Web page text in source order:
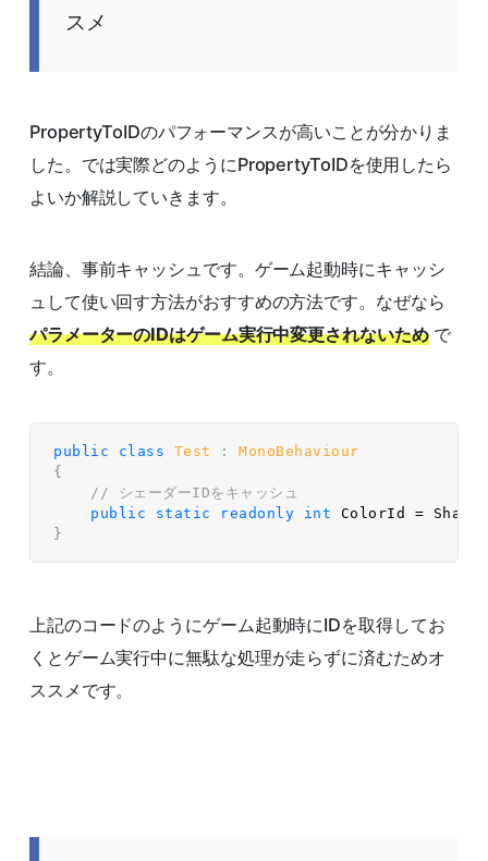
スメ
PropertyToIDのパフォーマンスが高いことが分かりま
した。では実際どのようにPropertyToIDを使用したら
よいか解説していきます。
結論、事前キャッシュです。ゲーム起動時にキャッシ
ュして使い回す方法がおすすめの方法です。なぜなら
パラメーターのIDはゲーム実行中変更されないためで
す。
public class Test :
MonoBehaviour
{
// シェーダーIDをキャッシュ
public
static readonly int ColorId = Shader
}
上記のコードのようにゲーム起動時にIDを取得してお
くとゲーム実行中に無駄な処理が走らずに済むためオ
ススメです。